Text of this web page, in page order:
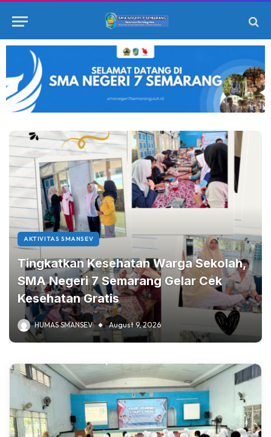
AKTIVITAS SMANSEV
Tingkatkan Kesehatan Warga Sekolah,
SMA Negeri 7 Semarang Gelar Cek
Kesehatan Gratis
HUMAS SMANSEV August 9, 2026